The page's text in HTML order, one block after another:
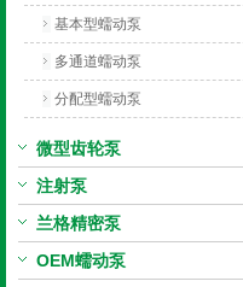
基本型蠕动泵
多通道蠕动泵
分配型蠕动泵
微型齿轮泵
注射泵
兰格精密泵
OEM蠕动泵